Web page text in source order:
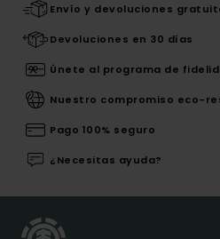
Envío y devoluciones
Devoluciones en 30 días
Únete al programa de
Nuestro compromiso eco-
Pago 100% seguro
¿Necesitas ayuda?